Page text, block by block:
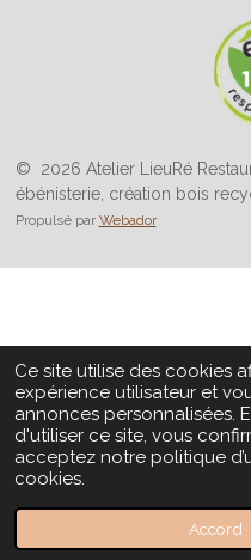
Ce site utilise des cookies
expérience utilisateur et
annonces personnalisées.
d'utiliser ce site, vous
acceptez notre politique
cookies.
Accord
© 2026 Atelier LieuRé
ébénisterie, création bois
Propulsé par Webador